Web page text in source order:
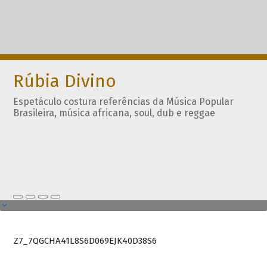
Rúbia Divino
Espetáculo costura referências da Música Popular
Brasileira, música africana, soul, dub e reggae
Z7_7QGCHA41L8S6D069EJK40D38S6